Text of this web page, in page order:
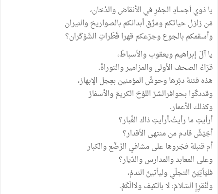
يا ذوي أجسادِ الجمْرِ في الأنقاض والدُخان،
مَن زلزل حياتكم ومزّق أبدانكم بالصواريخ والنيران
وأسقمكم بالجوع وجرّعكم قهرا قَطَراتِ الشَوْكَران؟
يا آلَ إبراهيم ويعقوب والأسباطْ،
قرّاءُ الصحف الأولى والمزامير والتوراةْ،
هذه فتنة دبّرها وحوشُ المؤمنين بعِجل الإبهارْ،
وقددكّوا بحوافرالشرّ اللوْحَ الكريمَ والأسفارْ
وكذلك الأعمار.
أرأيتِ ما رأيتُ،أرأيتِ ذاك الغُبار؟
أجَيْشٌ قادم من منتهى الأقدار؟
أم قنبلة فجّروها على مشافي الرُضَّع والكبار
وعلى المعابد والمدارس والدّيار؟
فليَأتِيَنّ التجلّي وليأتينّ الندمْ،
ولْنُقرِإِ السّلامَ: لا بالكيف ولاالْكَمْ.